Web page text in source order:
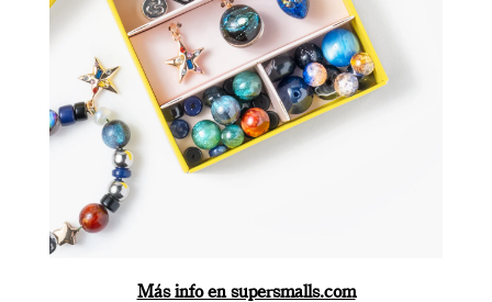
Más info en supersmalls.com